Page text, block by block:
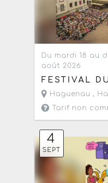
Du mardi 18 au
août 2026
FESTIVAL
Haguenau ,
Tarif non
4
SEPT